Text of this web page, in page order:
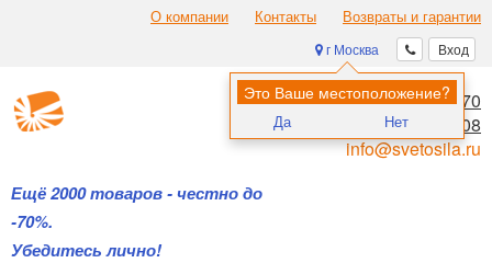
О компании Контакты Возвраты и гарантии
Вход
г Москва
Это Ваше местоположение?
Да Нет
Ещё 2000 товаров - честно до
-70%.
Убедитесь лично!
8 (495) 970-00-70
8 (800) 700-11-08
info@svetosila.ru